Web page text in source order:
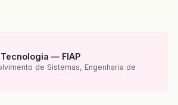
— FIAP
de Sistemas, Engenharia de